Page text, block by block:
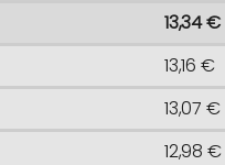
13,34 €
13,16 €
13,07 €
12,98 €